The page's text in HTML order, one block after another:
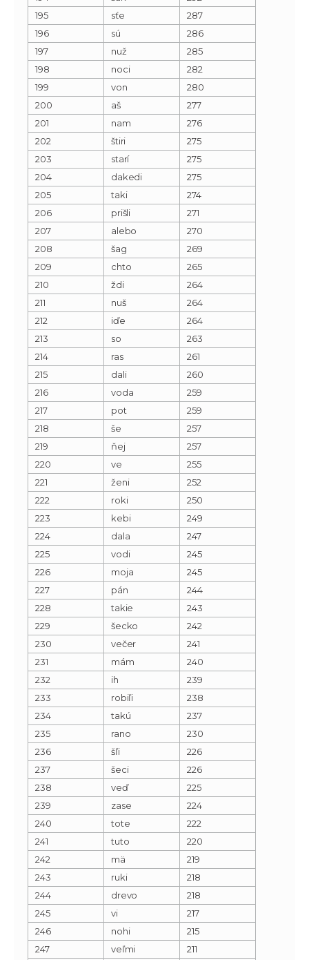
195
sťe
287
196
sú
286
197
nuž
285
198
noci
282
199
von
280
200
aš
277
201
nam
276
202
štiri
275
203
starí
275
204
dakedi
275
205
taki
274
206
prišli
271
207
alebo
270
208
šag
269
209
chto
265
210
ždi
264
211
nuš
264
212
iďe
264
213
so
263
214
ras
261
215
dali
260
216
voda
259
217
pot
259
218
še
257
219
ňej
257
220
ve
255
221
ženi
252
222
roki
250
223
kebi
249
224
dala
247
225
vodi
245
226
moja
245
227
pán
244
228
takie
243
229
šecko
242
230
večer
241
231
mám
240
232
ih
239
233
robiľi
238
234
takú
237
235
rano
230
236
šľi
226
237
šeci
226
238
veď
225
239
zase
224
240
tote
222
241
tuto
220
242
mä
219
243
ruki
218
244
drevo
218
245
vi
217
246
nohi
215
247
veľmi
211